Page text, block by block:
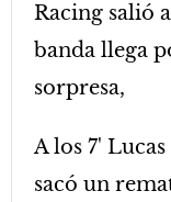
Racing salió
banda llega
sorpresa,
A los 7'
sacó un